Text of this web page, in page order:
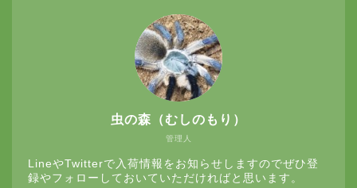
管理人
虫の森（むしのもり）
LineやTwitterで入荷情報をお知らせしますのでぜひ登
録やフォローしておいていただければと思います。